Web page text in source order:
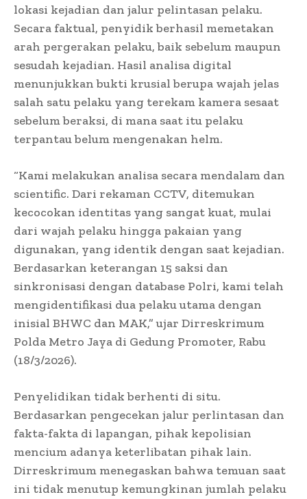
lokasi kejadian dan jalur pelintasan pelaku.
Secara faktual, penyidik berhasil memetakan
arah pergerakan pelaku, baik sebelum maupun
sesudah kejadian. Hasil analisa digital
menunjukkan bukti krusial berupa wajah jelas
salah satu pelaku yang terekam kamera sesaat
sebelum beraksi, di mana saat itu pelaku
terpantau belum mengenakan helm.
“Kami melakukan analisa secara mendalam dan
scientific. Dari rekaman CCTV, ditemukan
kecocokan identitas yang sangat kuat, mulai
dari wajah pelaku hingga pakaian yang
digunakan, yang identik dengan saat kejadian.
Berdasarkan keterangan 15 saksi dan
sinkronisasi dengan database Polri, kami telah
mengidentifikasi dua pelaku utama dengan
inisial BHWC dan MAK,” ujar Dirreskrimum
Polda Metro Jaya di Gedung Promoter, Rabu
(18/3/2026).
Penyelidikan tidak berhenti di situ.
Berdasarkan pengecekan jalur perlintasan dan
fakta-fakta di lapangan, pihak kepolisian
mencium adanya keterlibatan pihak lain.
Dirreskrimum menegaskan bahwa temuan saat
ini tidak menutup kemungkinan jumlah pelaku